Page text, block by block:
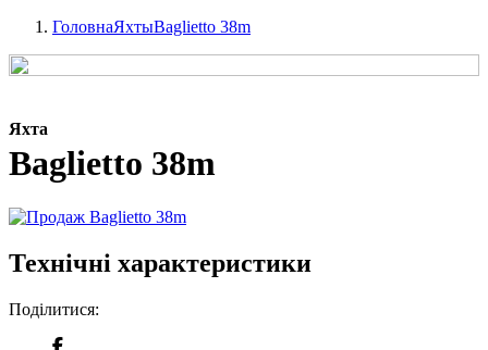
ГоловнаЯхтыBaglietto 38m
Яхта
Baglietto 38m
Технічні характеристики
Поділитися: